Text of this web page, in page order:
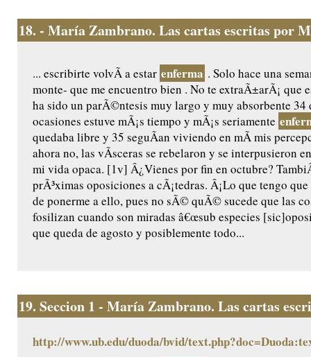
18. - María Zambrano. Las cartas escritas por
... escribirte volvÃ­ a estar enferma . Solo hace una
monte- que me encuentro bien . No te extraÃ±arÃ¡ que
ha sido un parÃ©ntesis muy largo y muy absorbente 34
ocasiones estuve mÃ¡s tiempo y mÃ¡s seriamente
quedaba libre y 35 seguÃ­an viviendo en mÃ­ mis
ahora no, las vÃ­sceras se rebelaron y se interpusieron
mi vida opaca. [1v] Â¿Vienes por fin en octubre?
prÃ³ximas oposiciones a cÃ¡tedras. Â¡Lo que tengo
de ponerme a ello, pues no sÃ© quÃ© sucede que las
fosilizan cuando son miradas â€œsub especies
que queda de agosto y posiblemente todo...
19. Seccion 1 - María Zambrano. Las cartas
http://www.ub.edu/duoda/bvid/